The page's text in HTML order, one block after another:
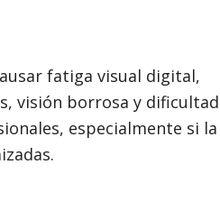
fatiga visual digital,
visión borrosa y dificultad
especialmente si la